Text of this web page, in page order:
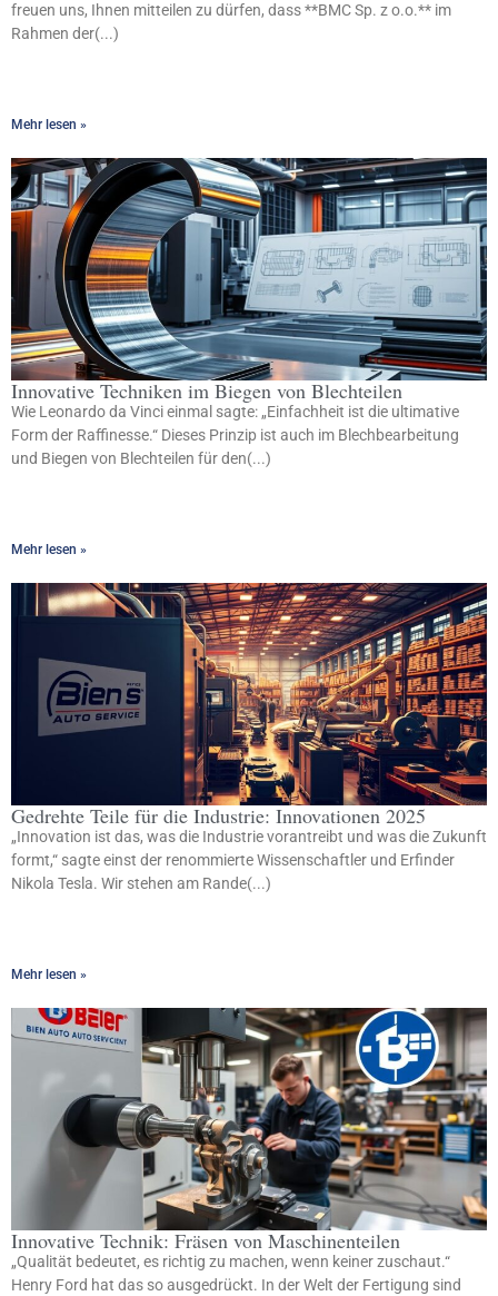
freuen uns, Ihnen mitteilen zu dürfen, dass **BMC Sp. z o.o.** im
Rahmen der(...)
Mehr lesen »
Innovative Techniken im Biegen von Blechteilen
Wie Leonardo da Vinci einmal sagte: „Einfachheit ist die ultimative
Form der Raffinesse.“ Dieses Prinzip ist auch im Blechbearbeitung
und Biegen von Blechteilen für den(...)
Mehr lesen »
Gedrehte Teile für die Industrie: Innovationen 2025
„Innovation ist das, was die Industrie vorantreibt und was die Zukunft
formt,“ sagte einst der renommierte Wissenschaftler und Erfinder
Nikola Tesla. Wir stehen am Rande(...)
Mehr lesen »
Innovative Technik: Fräsen von Maschinenteilen
„Qualität bedeutet, es richtig zu machen, wenn keiner zuschaut.“
Henry Ford hat das so ausgedrückt. In der Welt der Fertigung sind